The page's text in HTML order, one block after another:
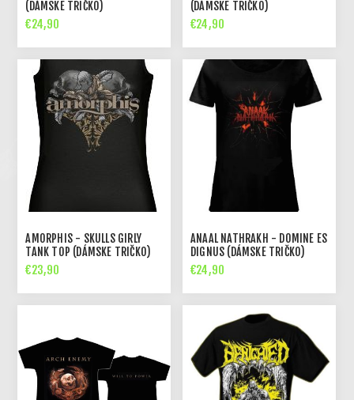
(DÁMSKE TRIČKO)
€24,90
(DÁMSKE TRIČKO)
€24,90
AMORPHIS - SKULLS GIRLY
TANK TOP (DÁMSKE TRIČKO)
€23,90
ANAAL NATHRAKH - DOMINE ES
DIGNUS (DÁMSKE TRIČKO)
€24,90